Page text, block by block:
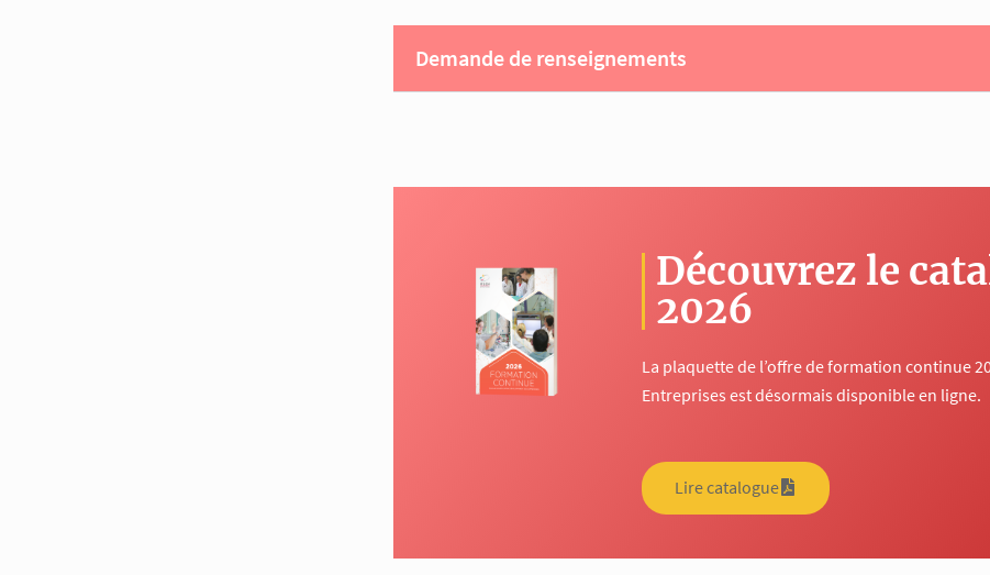
Demande de renseignements
Découvrez le
2026
La plaquette de l’offre de formation continue
Entreprises est désormais disponible en ligne.
Lire catalogue